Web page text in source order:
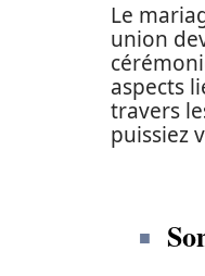
Le
union
aspects
travers
puissiez